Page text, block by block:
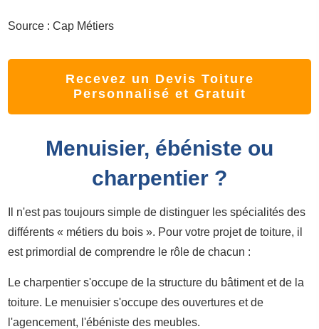
Source : Cap Métiers
Recevez un Devis Toiture
Personnalisé et Gratuit
Menuisier, ébéniste ou
charpentier ?
Il n'est pas toujours simple de distinguer les spécialités des
différents « métiers du bois ». Pour votre projet de toiture, il
est primordial de comprendre le rôle de chacun :
Le charpentier s'occupe de la structure du bâtiment et de la
toiture. Le menuisier s'occupe des ouvertures et de
l'agencement, l'ébéniste des meubles.